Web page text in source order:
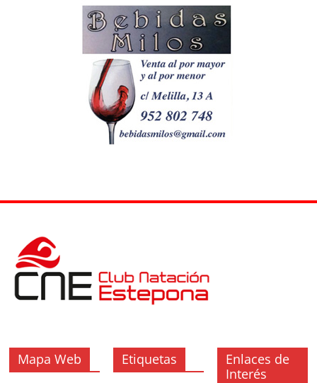
Mapa Web Etiquetas
Enlaces de
Interés